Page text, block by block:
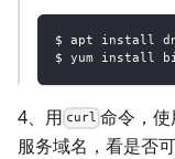
$ apt install
$ yum install
4、用 curl 命令，
服务域名，看是否